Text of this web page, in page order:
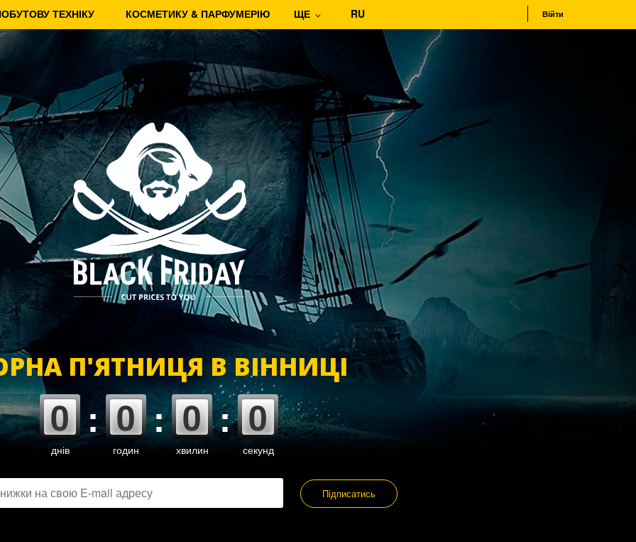
Війти
ТЕХНІКУ КОСМЕТИКУ & ПАРФУМЕРІЮ ЩЕ RU
П'ЯТНИЦЯ В ВІННИЦІ
0
днів
: 0
годин
: 0
хвилин
: 0
секунд
Підписатись